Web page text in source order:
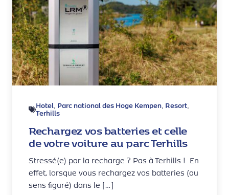
Hotel, Parc national des Hoge Kempen, Resort,
Terhills
Rechargez vos batteries et celle
de votre voiture au parc Terhills
Stressé(e) par la recharge ? Pas à Terhills ! En
effet, lorsque vous rechargez vos batteries (au
sens figuré) dans le […]